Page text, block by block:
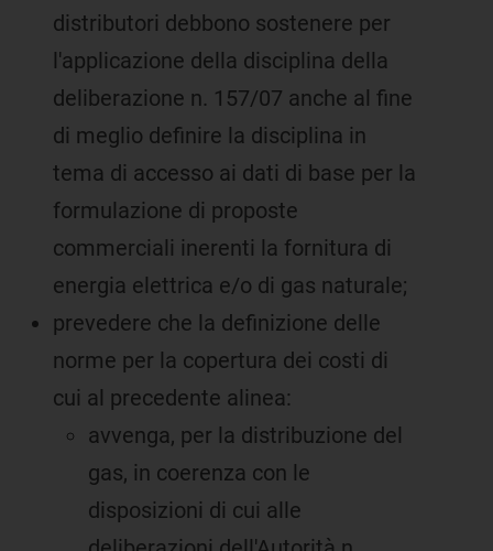
distributori debbono sostenere per
l'applicazione della disciplina della
deliberazione n. 157/07 anche al fine
di meglio definire la disciplina in
tema di accesso ai dati di base per la
formulazione di proposte
commerciali inerenti la fornitura di
energia elettrica e/o di gas naturale;
prevedere che la definizione delle
norme per la copertura dei costi di
cui al precedente alinea:
avvenga, per la distribuzione del
gas, in coerenza con le
disposizioni di cui alle